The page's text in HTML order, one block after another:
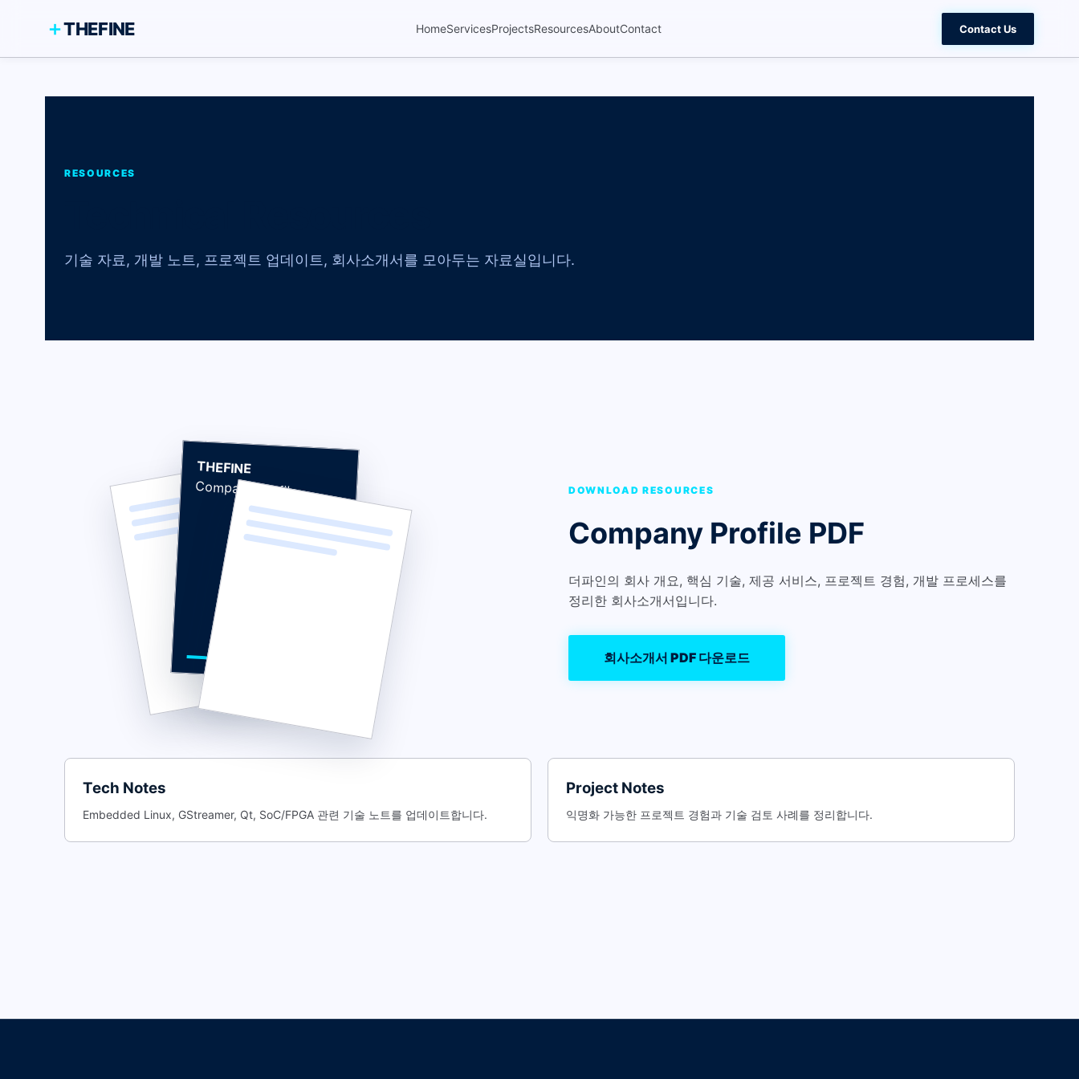
＋THEFINE HomeServicesProjectsResourcesAboutContact Contact Us
RESOURCES
기술 자료, 개발 노트, 프로젝트 업데이트, 회사소개서를 모아두는 자료실입니다.
THEFINE
Company Profile DOWNLOAD RESOURCES
Company Profile PDF
더파인의 회사 개요, 핵심 기술, 제공 서비스, 프로젝트 경험, 개발 프로세스를
정리한 회사소개서입니다.
회사소개서 PDF 다운로드
Tech Notes
Embedded Linux, GStreamer, Qt, SoC/FPGA 관련 기술 노트를 업데이트합니다.
Project Notes
익명화 가능한 프로젝트 경험과 기술 검토 사례를 정리합니다.